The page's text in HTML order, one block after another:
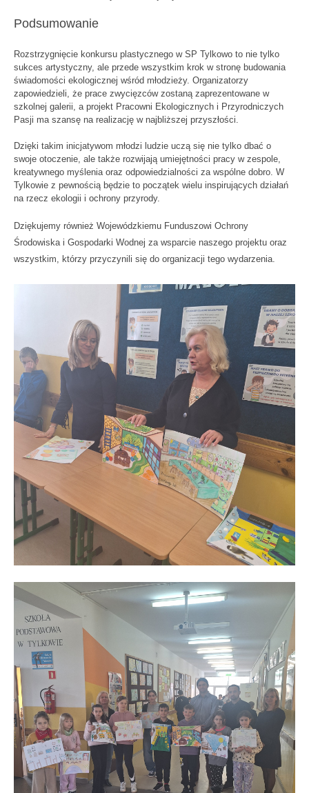
Podsumowanie
Rozstrzygnięcie konkursu plastycznego w SP Tylkowo to nie tylko
sukces artystyczny, ale przede wszystkim krok w stronę budowania
świadomości ekologicznej wśród młodzieży. Organizatorzy
zapowiedzieli, że prace zwycięzców zostaną zaprezentowane w
szkolnej galerii, a projekt Pracowni Ekologicznych i Przyrodniczych
Pasji ma szansę na realizację w najbliższej przyszłości.
Dzięki takim inicjatywom młodzi ludzie uczą się nie tylko dbać o
swoje otoczenie, ale także rozwijają umiejętności pracy w zespole,
kreatywnego myślenia oraz odpowiedzialności za wspólne dobro. W
Tylkowie z pewnością będzie to początek wielu inspirujących działań
na rzecz ekologii i ochrony przyrody.
Dziękujemy również Wojewódzkiemu Funduszowi Ochrony
Środowiska i Gospodarki Wodnej za wsparcie naszego projektu oraz
wszystkim, którzy przyczynili się do organizacji tego wydarzenia.